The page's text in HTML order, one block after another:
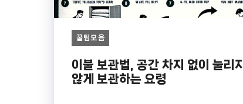
꿀팁모음
이불 보관법, 공간 차지 없이 눌리지
않게 보관하는 요령